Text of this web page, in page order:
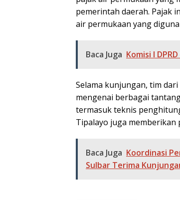
pemerintah daerah. Pajak
air permukaan yang
Baca Juga Komisi I
Selama kunjungan, tim
mengenai berbagai
termasuk teknis
Tipalayo juga
Baca Juga Koordinasi
Sulbar Terima